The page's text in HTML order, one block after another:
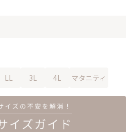
LL 3L 4L マタニティ